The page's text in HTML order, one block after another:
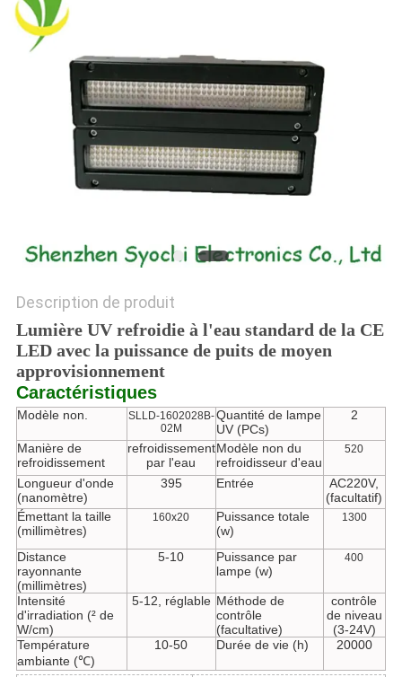
PLAN
DU
PRIVACY
POLICY
Description de produit
Lumière UV refroidie à l'eau standard de la CE
LED avec la puissance de puits de moyen
approvisionnement
Caractéristiques
Modèle non.
SLLD-1602028B-
02M
Quantité de lampe
UV (PCs)
2
Manière de
refroidissement
refroidissement
par l'eau
Modèle non du
refroidisseur d'eau
520
Longueur d'onde
(nanomètre)
395 Entrée
AC220V,
(facultatif)
Émettant la taille
(millimètres)
160x20
Puissance totale
(w)
1300
Distance
rayonnante
(millimètres)
5-10
Puissance par
lampe (w)
400
Intensité
d'irradiation (² de
W/cm)
5-12, réglable Méthode de
contrôle
(facultative)
contrôle
de niveau
(3-24V)
Température
ambiante (℃)
10-50 Durée de vie (h) 20000